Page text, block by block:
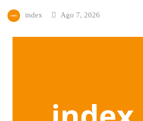
index Ago 7, 2026